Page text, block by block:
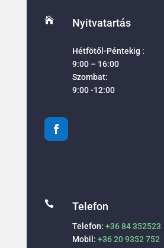
 Nyitvatartás
Hétfötől-Péntekig :
9:00 – 16:00
Szombat:
9:00 -12:00
 Telefon
Telefon: +36 84 352523
Mobil: +36 20 9352 752